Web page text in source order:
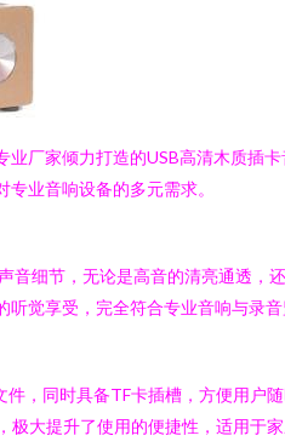
厂家倾力打造的USB高清木质插
业音响设备的多元需求。
细节，无论是高音的清亮通透，
觉享受，完全符合专业音响与录音
，同时具备TF卡插槽，方便用户
大提升了使用的便捷性，适用于